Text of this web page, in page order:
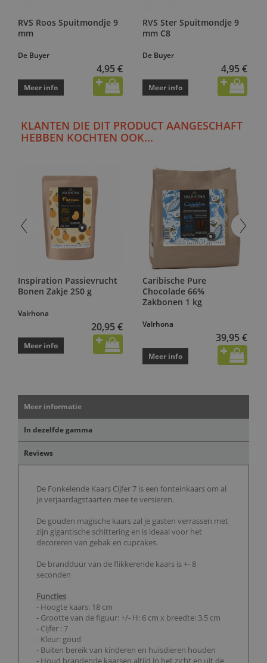
RVS Roos Spuitmondje 9
mm
De Buyer
4,95 €
Meer info
RVS Ster Spuitmondje 9
mm C8
De Buyer
4,95 €
Meer info
KLANTEN DIE DIT PRODUCT AANGESCHAFT
HEBBEN KOCHTEN OOK...
Inspiration Passievrucht
Bonen Zakje 250 g
Valrhona
20,95 €
Meer info
Caribische Pure
Chocolade 66%
Zakbonen 1 kg
Valrhona
39,95 €
Meer info
Meer informatie
In dezelfde gamma
Reviews
De Fonkelende Kaars Cijfer 7 is een fonteinkaars om al
je verjaardagstaarten mee te versieren.
De gouden magische kaars zal je gasten verrassen met
zijn gigantische schittering en is ideaal voor het
decoreren van gebak en cupcakes.
De brandduur van de flikkerende kaars is +- 8
seconden
Functies
- Hoogte kaars: 18 cm
- Grootte van de figuur: +/- H: 6 cm x breedte: 3,5 cm
- Cijfer : 7
- Kleur: goud
- Buiten bereik van kinderen en huisdieren houden
- Houd brandende kaarsen altijd in het zicht en uit de